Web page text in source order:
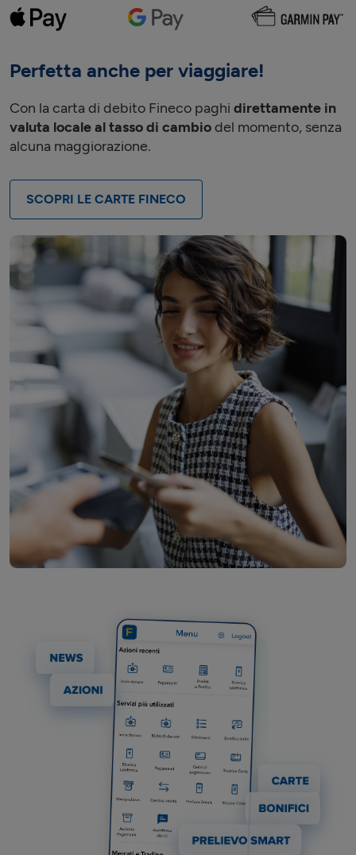
Perfetta anche per viaggiare!
Con la carta di debito Fineco paghi direttamente in
valuta locale al tasso di cambiodel momento, senza
alcuna maggiorazione.
SCOPRI LE CARTE FINECO